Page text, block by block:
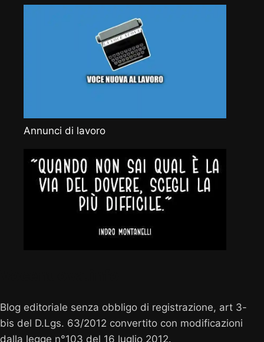
Annunci di lavoro
Blog editoriale senza obbligo di registrazione, art 3-
bis del D.Lgs. 63/2012 convertito con modificazioni
dalla legge n°103 del 16 luglio 2012.